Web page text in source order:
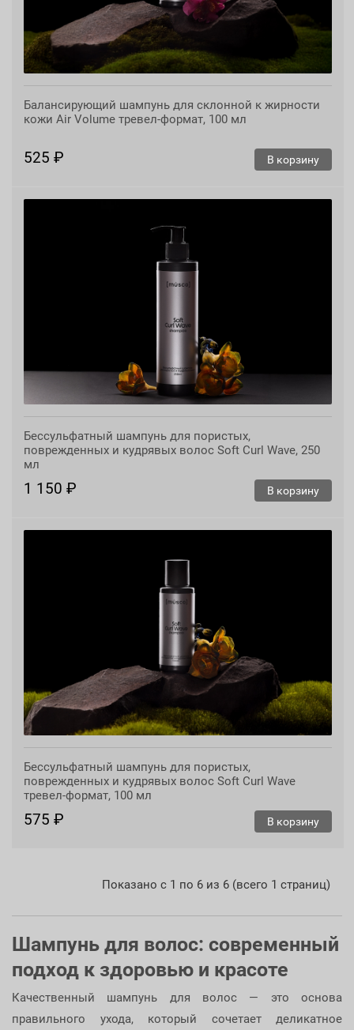
Балансирующий шампунь для склонной к жирности
кожи Air Volume тревел-формат, 100 мл
525 ₽ В корзину
Бессульфатный шампунь для пористых,
поврежденных и кудрявых волос Soft Curl Wave, 250
мл
1 150 ₽ В корзину
Бессульфатный шампунь для пористых,
поврежденных и кудрявых волос Soft Curl Wave
тревел-формат, 100 мл
575 ₽ В корзину
Показано с 1 по 6 из 6 (всего 1 страниц)
Шампунь для волос: современный
подход к здоровью и красоте
Качественный шампунь для волос — это основа
правильного ухода, который сочетает деликатное